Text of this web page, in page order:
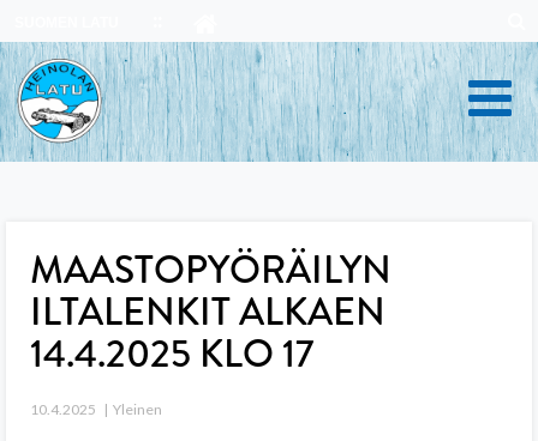
to
content
MAASTOPYÖRÄILYN
ILTALENKIT ALKAEN
14.4.2025 KLO 17
10.4.2025 Yleinen